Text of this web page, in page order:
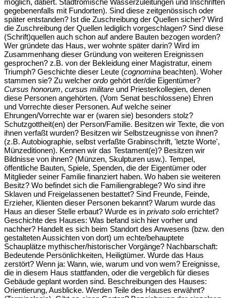
möglich, datiert. Stadtrömische Wasserzuleitungen und Inschriften
gegebenenfalls mit Fundorten). Sind diese zeitgenössisch oder
später entstanden? Ist die Zuschreibung der Quellen sicher? Wird
die Zuschreibung der Quellen lediglich vorgeschlagen? Sind diese
(Schrift)quellen auch schon auf andere Bauten bezogen worden?
Wer gründete das Haus, wer wohnte später darin? Wird im
Zusammenhang dieser Gründung von weiteren Ereignissen
gesprochen? z.B. von der Bekleidung einer Magistratur, einem
Triumph? Geschichte dieser Leute (cognomina beachten). Woher
stammen sie? Zu welcher ordo gehört der/die Eigentümer?
Cursus honorum, cursus militare und Priesterkollegien, denen
diese Personen angehörten. (Vom Senat beschlossene) Ehren
und Vorrechte dieser Personen. Auf welche seiner
Ehrungen/Vorrechte war er (waren sie) besonders stolz?
Schutzgottheit(en) der Person/Familie. Besitzen wir Texte, die von
ihnen verfaßt wurden? Besitzen wir Selbstzeugnisse von ihnen?
(z.B. Autobiographie, selbst verfaßte Grabinschrift, 'letzte Worte',
Münzeditionen). Kennen wir das Testament(e)? Besitzen wir
Bildnisse von ihnen? (Münzen, Skulpturen usw.). Tempel,
öffentliche Bauten, Spiele, Spenden, die der Eigentümer oder
Mitglieder seiner Familie finanziert haben. Wo haben sie weiteren
Besitz? Wo befindet sich die Familiengrablege? Wo sind ihre
Sklaven und Freigelassenen bestattet? Sind Freunde, Feinde,
Erzieher, Klienten dieser Personen bekannt? Warum wurde das
Haus an dieser Stelle erbaut? Wurde es in privato solo errichtet?
Geschichte des Hauses: Was befand sich hier vorher und
nachher? Handelt es sich beim Standort des Anwesens (bzw. den
gestalteten Aussichten von dort) um echte/behauptete
Schauplätze mythischer/historischer Vorgänge? Nachbarschaft:
Bedeutende Persönlichkeiten, Heiligtümer. Wurde das Haus
zerstört? Wenn ja: Wann, wie, warum und von wem? Ereignisse,
die in diesem Haus stattfanden, oder die vergeblich für dieses
Gebäude geplant worden sind. Beschreibungen des Hauses:
Orientierung, Ausblicke. Werden Teile des Hauses erwähnt?